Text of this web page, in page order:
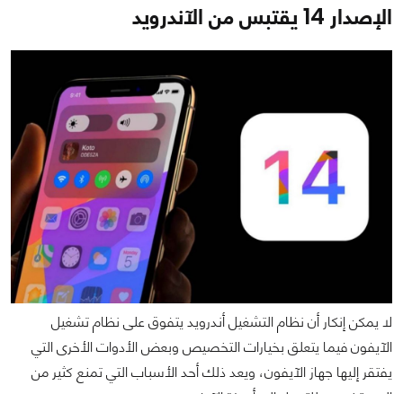
الإصدار 14 يقتبس من الآندرويد
لا يمكن إنكار أن نظام التشغيل أندرويد يتفوق على نظام تشغيل
الآيفون فيما يتعلق بخيارات التخصيص وبعض الأدوات الأخرى التي
يفتقر إليها جهاز الآيفون، ويعد ذلك أحد الأسباب التي تمنع كثير من